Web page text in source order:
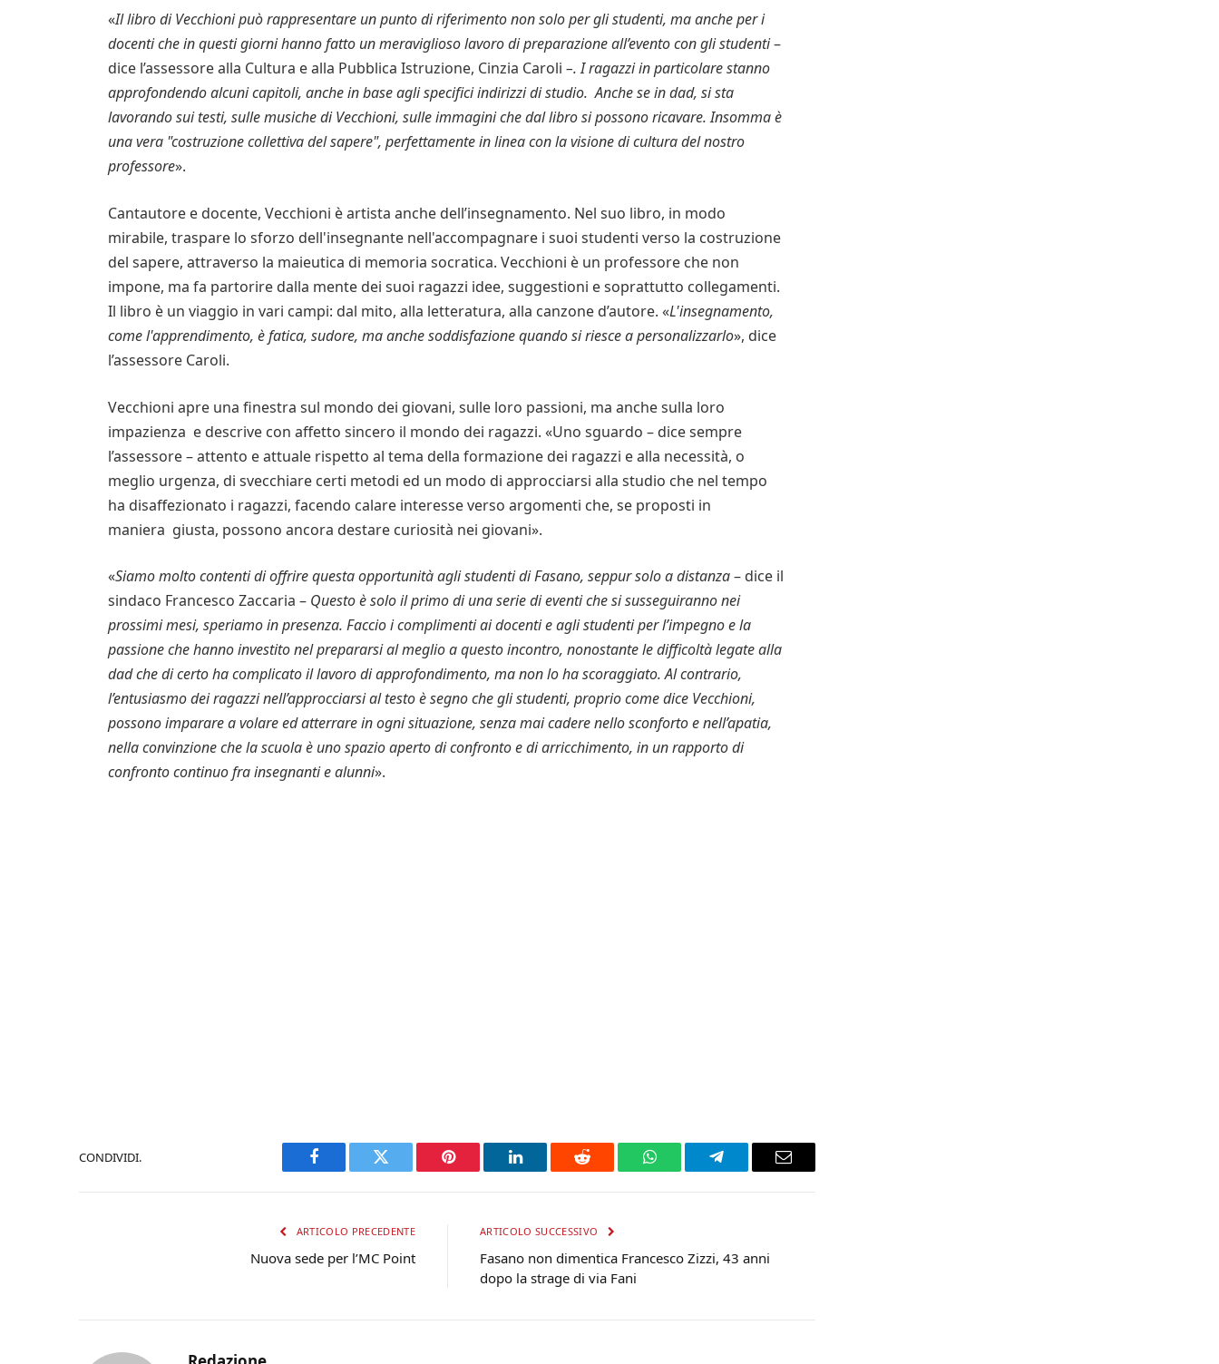
«Il libro di Vecchioni può rappresentare un punto di riferimento non solo per gli studenti, ma anche per i
docenti che in questi giorni hanno fatto un meraviglioso lavoro di preparazione all’evento con gli studenti–
dice l’assessore alla Cultura e alla Pubblica Istruzione, Cinzia Caroli –. I ragazzi in particolare stanno
approfondendo alcuni capitoli, anche in base agli specifici indirizzi di studio. Anche se in dad, si sta
lavorando sui testi, sulle musiche di Vecchioni, sulle immagini che dal libro si possono ricavare. Insomma è
una vera "costruzione collettiva del sapere", perfettamente in linea con la visione di cultura del nostro
professore».
Cantautore e docente, Vecchioni è artista anche dell’insegnamento. Nel suo libro, in modo
mirabile, traspare lo sforzo dell'insegnante nell'accompagnare i suoi studenti verso la costruzione
del sapere, attraverso la maieutica di memoria socratica. Vecchioni è un professore che non
impone, ma fa partorire dalla mente dei suoi ragazzi idee, suggestioni e soprattutto collegamenti.
Il libro è un viaggio in vari campi: dal mito, alla letteratura, alla canzone d’autore. «L'insegnamento,
come l'apprendimento, è fatica, sudore, ma anche soddisfazione quando si riesce a personalizzarlo», dice
l’assessore Caroli.
Vecchioni apre una finestra sul mondo dei giovani, sulle loro passioni, ma anche sulla loro
impazienza e descrive con affetto sincero il mondo dei ragazzi. «Uno sguardo – dice sempre
l’assessore – attento e attuale rispetto al tema della formazione dei ragazzi e alla necessità, o
meglio urgenza, di svecchiare certi metodi ed un modo di approcciarsi alla studio che nel tempo
ha disaffezionato i ragazzi, facendo calare interesse verso argomenti che, se proposti in
maniera giusta, possono ancora destare curiosità nei giovani».
«Siamo molto contenti di offrire questa opportunità agli studenti di Fasano, seppur solo a distanza– dice il
sindaco Francesco Zaccaria – Questo è solo il primo di una serie di eventi che si susseguiranno nei
prossimi mesi, speriamo in presenza. Faccio i complimenti ai docenti e agli studenti per l’impegno e la
passione che hanno investito nel prepararsi al meglio a questo incontro, nonostante le difficoltà legate alla
dad che di certo ha complicato il lavoro di approfondimento, ma non lo ha scoraggiato. Al contrario,
l’entusiasmo dei ragazzi nell’approcciarsi al testo è segno che gli studenti, proprio come dice Vecchioni,
possono imparare a volare ed atterrare in ogni situazione, senza mai cadere nello sconforto e nell’apatia,
nella convinzione che la scuola è uno spazio aperto di confronto e di arricchimento, in un rapporto di
confronto continuo fra insegnanti e alunni».
CONDIVIDI.
Facebook Twitter Pinterest LinkedIn Reddit WhatsAppTelegram Email
ARTICOLO PRECEDENTE
Nuova sede per l’MC Point
ARTICOLO SUCCESSIVO
Fasano non dimentica Francesco Zizzi, 43 anni
dopo la strage di via Fani